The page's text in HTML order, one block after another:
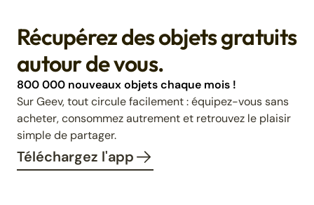
Récupérez des objets gratuits
autour de vous.
800 000 nouveaux objets chaque mois !
Sur Geev, tout circule facilement : équipez-vous sans
acheter, consommez autrement et retrouvez le plaisir
simple de partager.
Téléchargez l'app